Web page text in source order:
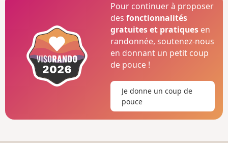
Pour continuer à proposer
desfonctionnalités
gratuites et pratiques en
randonnée, soutenez-nous
en donnant un petit coup
de pouce !
Je donne un coup de
pouce